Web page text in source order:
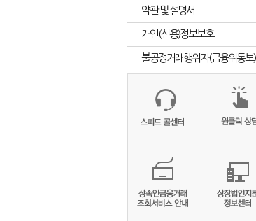
약관 및 설명서
개인(신용)정보보호
불공정거래행위자(금융위통보)